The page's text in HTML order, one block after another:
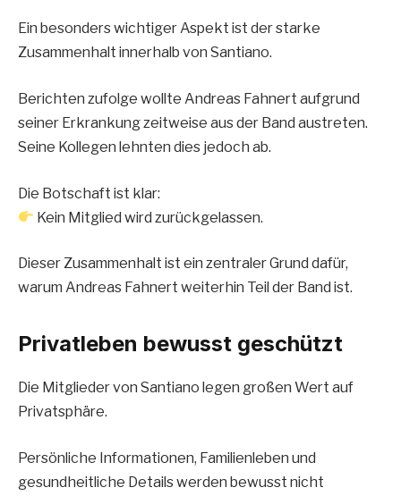
Ein besonders wichtiger Aspekt ist der starke
Zusammenhalt innerhalb von Santiano.
Berichten zufolge wollte Andreas Fahnert aufgrund
seiner Erkrankung zeitweise aus der Band austreten.
Seine Kollegen lehnten dies jedoch ab.
Die Botschaft ist klar:
Kein Mitglied wird zurückgelassen.
Dieser Zusammenhalt ist ein zentraler Grund dafür,
warum Andreas Fahnert weiterhin Teil der Band ist.
Privatleben bewusst geschützt
Die Mitglieder von Santiano legen großen Wert auf
Privatsphäre.
Persönliche Informationen, Familienleben und
gesundheitliche Details werden bewusst nicht